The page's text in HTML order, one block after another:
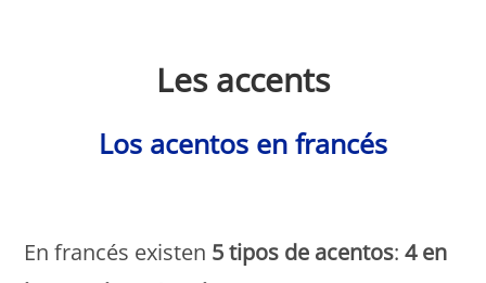
Les accents
Los acentos en francés
En francés existen 5 tipos de acentos:4 en